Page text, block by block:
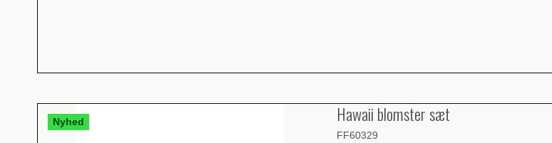
Nyhed Hawaii blomster sæt
FF60329